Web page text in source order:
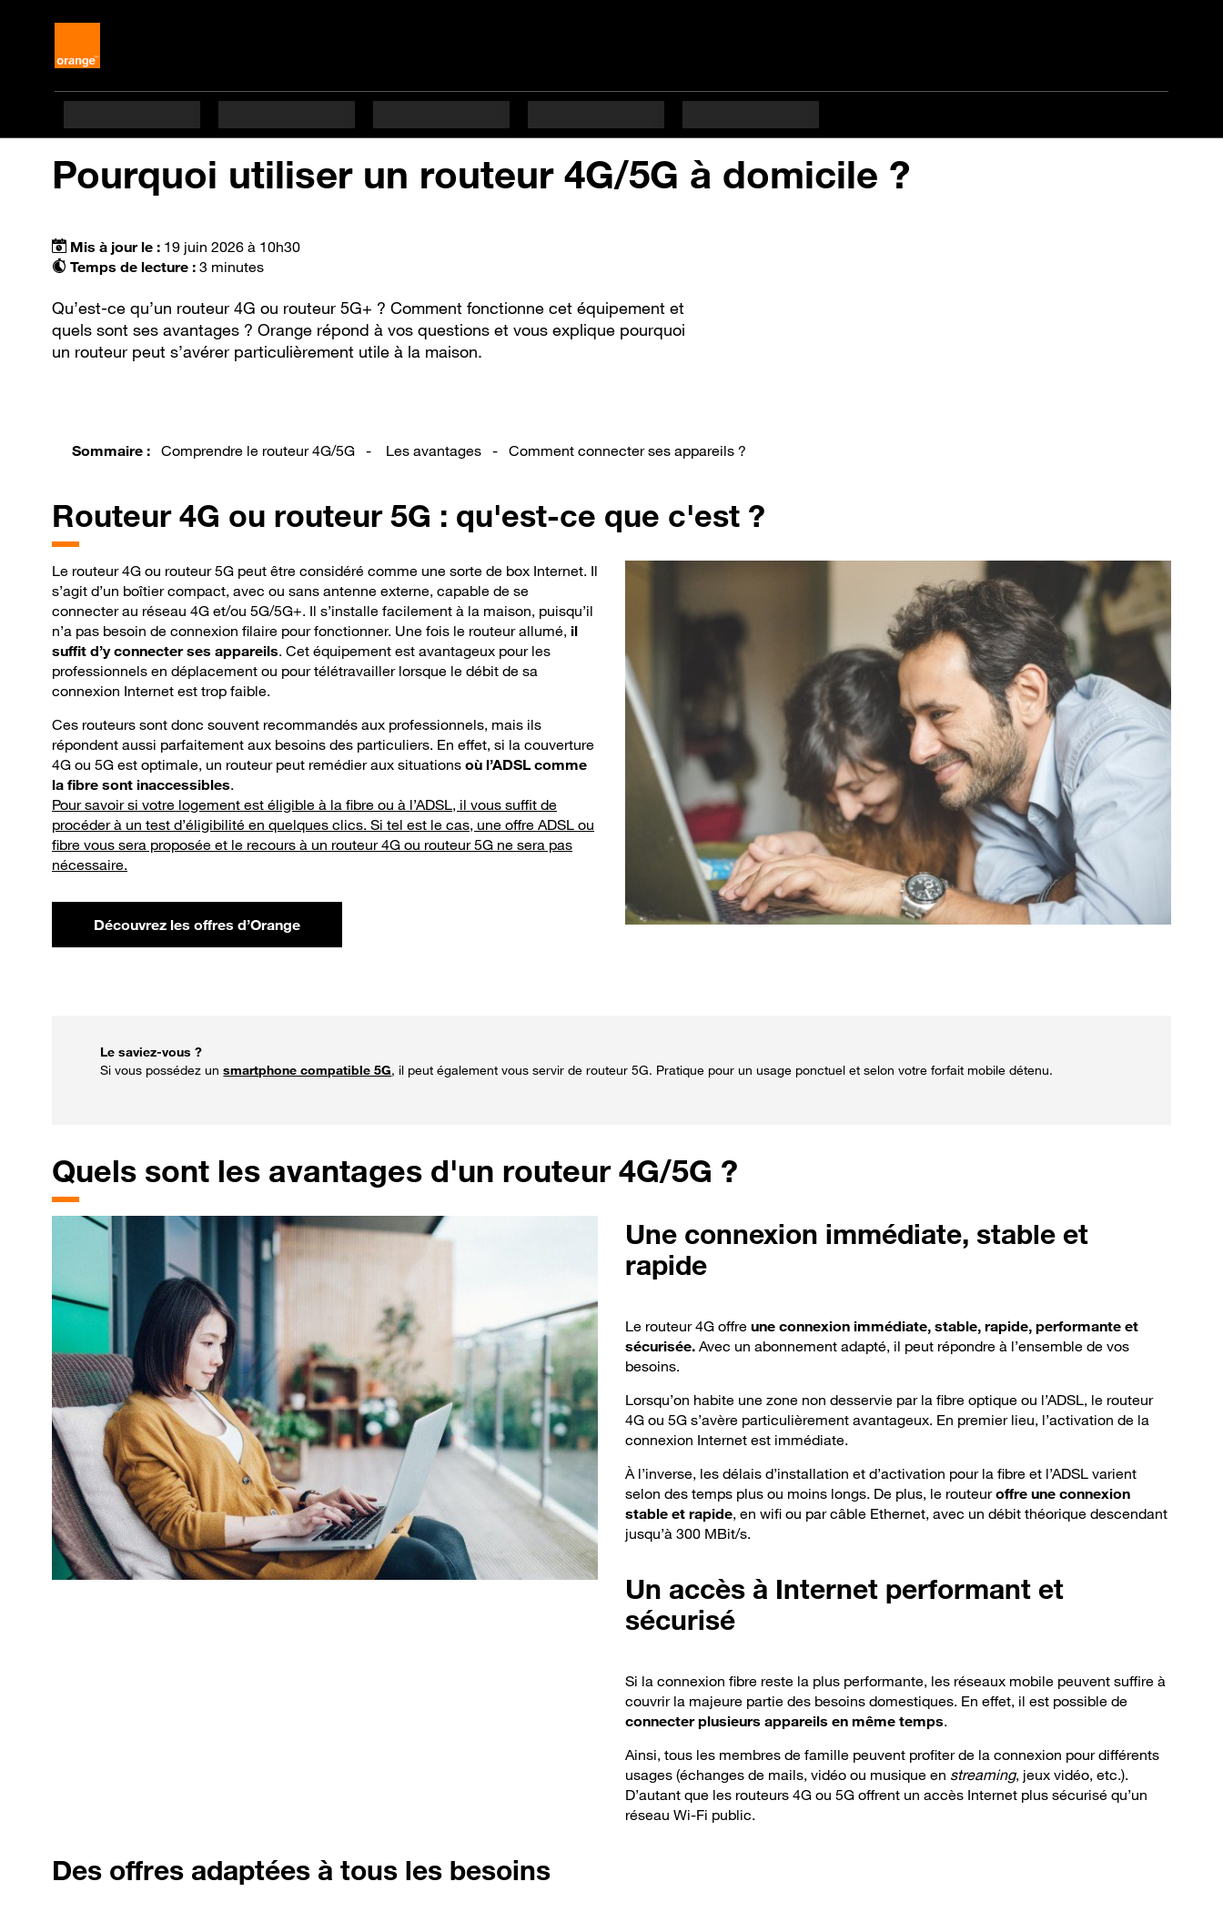
Pourquoi utiliser un routeur 4G/5G à domicile ?
Mis à jour le : 19 juin 2026 à 10h30
Temps de lecture : 3 minutes
Qu’est-ce qu’un routeur 4G ou routeur 5G+ ? Comment fonctionne cet équipement et
quels sont ses avantages ? Orange répond à vos questions et vous explique pourquoi
un routeur peut s’avérer particulièrement utile à la maison.
Sommaire : Comprendre le routeur 4G/5G - Les avantages - Comment connecter ses appareils ?
Routeur4G ou routeur 5G : qu'est-ce que c'est ?
Le routeur 4G ou routeur 5G peut être considéré comme une sorte de box Internet. Il
s’agit d’un boîtier compact, avec ou sans antenne externe, capable de se
connecter au réseau 4G et/ou 5G/5G+. Il s’installe facilement à la maison, puisqu’il
n’a pas besoin de connexion filaire pour fonctionner. Une fois le routeur allumé, il
suffit d’y connecter ses appareils. Cet équipement est avantageux pour les
professionnels en déplacement ou pour télétravailler lorsque le débit de sa
connexion Internet est trop faible.
Ces routeurs sont donc souvent recommandés aux professionnels, mais ils
répondent aussi parfaitement aux besoins des particuliers. En effet, si la couverture
4G ou 5G est optimale, un routeur peut remédier aux situations où l’ADSL comme
la fibre sont inaccessibles.
Pour savoir si votre logement est éligible à la fibre ou à l’ADSL, il vous suffit de
procéder à un test d’éligibilité en quelques clics. Si tel est le cas, une offre ADSL ou
fibre vous sera proposée et le recours à un routeur 4G ou routeur 5G ne sera pas
nécessaire.
Découvrez les offres d’Orange
Le saviez-vous ?
Si vous possédez unsmartphone compatible 5G, il peut également vous servir de routeur 5G. Pratique pour un usage ponctuel et selon votre forfait mobile détenu.
Quels sont les avantages d'un routeur 4G/5G ?
Une connexion immédiate, stable et
rapide
Le routeur 4G offre une connexion immédiate, stable, rapide, performante et
sécurisée. Avec un abonnement adapté, il peut répondre à l’ensemble de vos
besoins.
Lorsqu’on habite une zone non desservie par la fibre optique ou l’ADSL, le routeur
4G ou 5G s’avère particulièrement avantageux. En premier lieu, l’activation de la
connexion Internet est immédiate.
À l’inverse, les délais d’installation et d’activation pour la fibre et l’ADSL varient
selon des temps plus ou moins longs. De plus, le routeuroffre une connexion
stable et rapide, en wifi ou par câble Ethernet, avec un débit théorique descendant
jusqu’à 300 MBit/s.
Un accès à Internet performant et
sécurisé
Si la connexion fibre reste la plus performante, les réseaux mobile peuvent suffire à
couvrir la majeure partie des besoins domestiques. En effet, il est possible de
connecter plusieurs appareils en même temps.
Ainsi, tous les membres de famille peuvent profiter de la connexion pour différents
usages (échanges de mails, vidéo ou musique en streaming, jeux vidéo, etc.).
D’autant que les routeurs 4G ou 5G offrent un accès Internet plus sécurisé qu’un
réseau Wi-Fi public.
Des offres adaptées à tous les besoins